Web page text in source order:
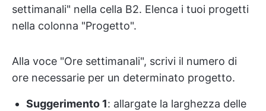
settimanali" nella cella B2. Elenca i tuoi progetti
nella colonna "Progetto".
Alla voce "Ore settimanali", scrivi il numero di
ore necessarie per un determinato progetto.
Suggerimento 1: allargate la larghezza delle